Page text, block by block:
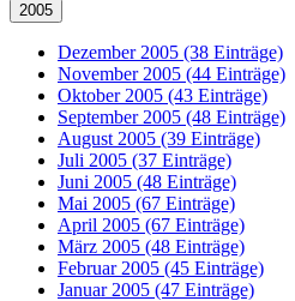
2005
Dezember 2005 (38 Einträge)
November 2005 (44 Einträge)
Oktober 2005 (43 Einträge)
September 2005 (48 Einträge)
August 2005 (39 Einträge)
Juli 2005 (37 Einträge)
Juni 2005 (48 Einträge)
Mai 2005 (67 Einträge)
April 2005 (67 Einträge)
März 2005 (48 Einträge)
Februar 2005 (45 Einträge)
Januar 2005 (47 Einträge)